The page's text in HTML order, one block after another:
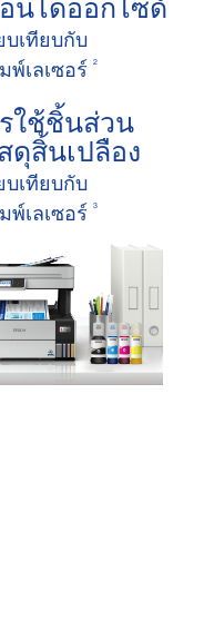
นไดออกไซด์
บเทียบกับ
พ์เลเซอร์
2
ใช้ชิ้นส่วน
ดุสิ้นเปลือง
บเทียบกับ
พ์เลเซอร์
3